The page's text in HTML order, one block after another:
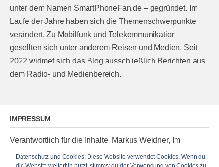
unter dem Namen SmartPhoneFan.de – gegründet. Im
Laufe der Jahre haben sich die Themenschwerpunkte
verändert. Zu Mobilfunk und Telekommunikation
gesellten sich unter anderem Reisen und Medien. Seit
2022 widmet sich das Blog ausschließlich Berichten aus
dem Radio- und Medienbereich.
IMPRESSUM
Verantwortlich für die Inhalte: Markus Weidner, Im
Ziegelacker 20, D-63599 Biebergemünd, E-Mail:
Datenschutz und Cookies: Diese Website verwendet Cookies. Wenn du
die Website weiterhin nutzt, stimmst du der Verwendung von Cookies zu.